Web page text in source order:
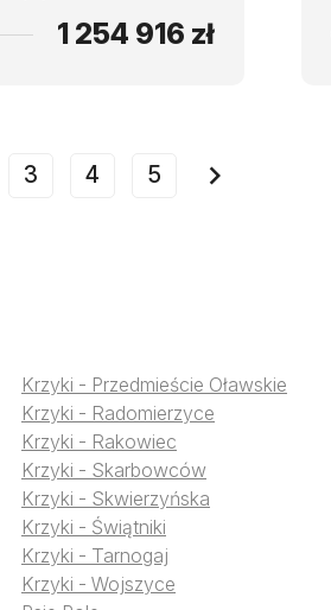
1 254 916 zł
3 4 5
next
Krzyki - Przedmieście Oławskie
Krzyki - Radomierzyce
Krzyki - Rakowiec
Krzyki - Skarbowców
Krzyki - Skwierzyńska
Krzyki - Świątniki
Krzyki - Tarnogaj
Krzyki - Wojszyce